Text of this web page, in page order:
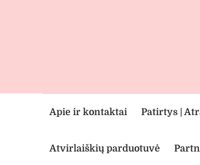
Apie ir kontaktai Patirtys |
Atvirlaiškių parduotuvė